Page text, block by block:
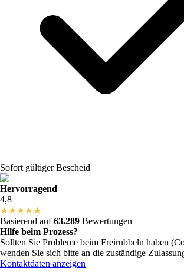
Sofort gültiger Bescheid
Hervorragend
4,8
★★★★★
Basierend auf63.289 Bewertungen
Hilfe beim Prozess?
Sollten Sie Probleme beim Freirubbeln haben
wenden Sie sich bitte an die zuständige
Kontaktdaten anzeigen